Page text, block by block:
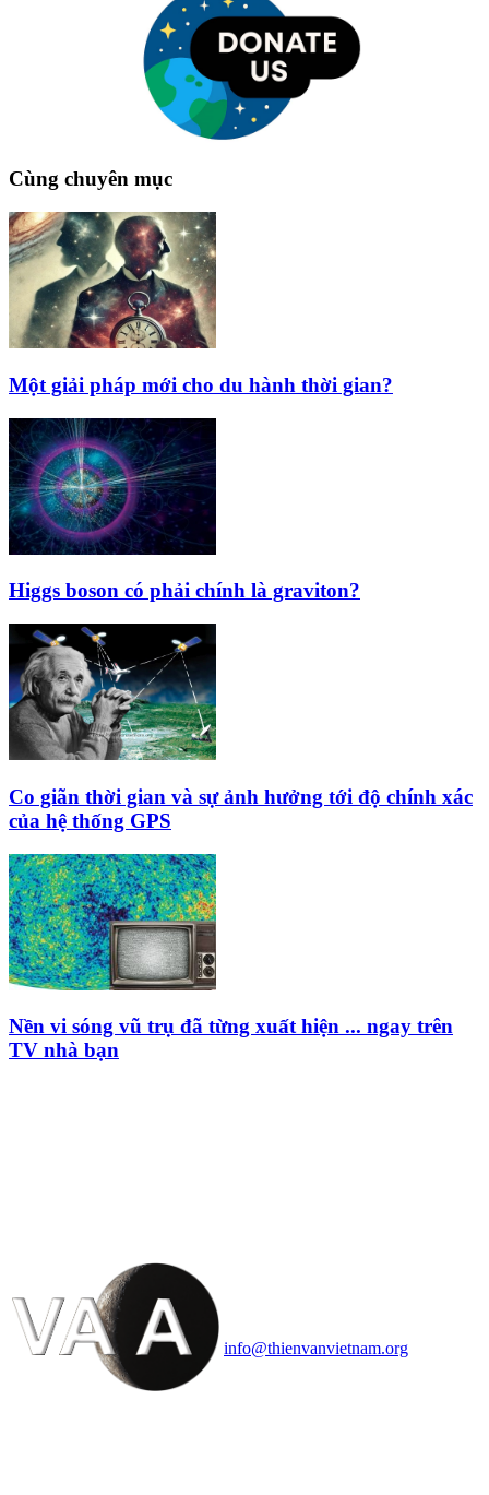
Cùng chuyên mục
Một giải pháp mới cho du hành thời gian?
Higgs boson có phải chính là graviton?
Co giãn thời gian và sự ảnh hưởng tới độ chính xác
của hệ thống GPS
Nền vi sóng vũ trụ đã từng xuất hiện ... ngay trên
TV nhà bạn
info@thienvanvietnam.org